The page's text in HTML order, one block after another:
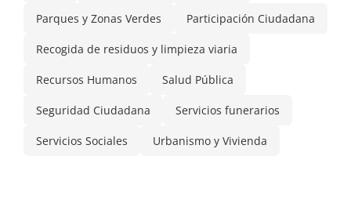
Parques y Zonas Verdes Participación Ciudadana
Recogida de residuos y limpieza viaria
Recursos Humanos Salud Pública
Seguridad Ciudadana Servicios funerarios
Servicios Sociales Urbanismo y Vivienda